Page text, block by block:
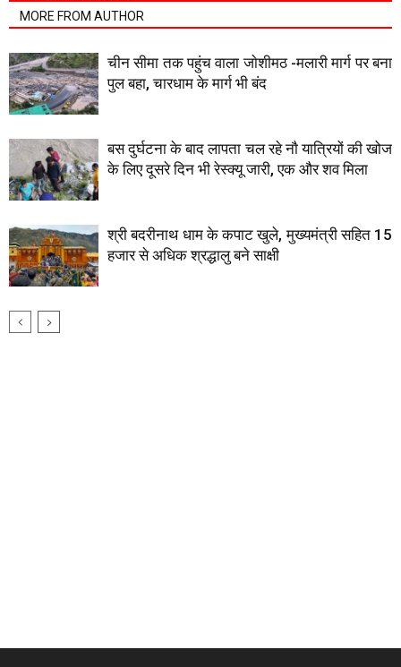
MORE FROM AUTHOR
चीन सीमा तक पहुंच वाला जाेशीमठ -मलारी मार्ग पर बना
पुल बहा, चारधाम के मार्ग भी बंद
बस दुर्घटना के बाद लापता चल रहे नाै यात्रियों की खोज
के लिए दूसरे दिन भी रेस्क्यू जारी, एक और शव मिला
श्री बदरीनाथ धाम के कपाट खुले, मुख्यमंत्री सहित 15
हजार से अधिक श्रद्धालु बने साक्षी